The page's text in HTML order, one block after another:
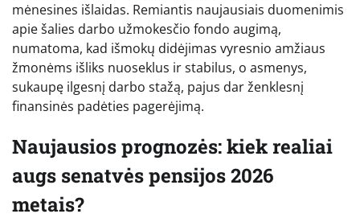
mėnesines išlaidas. Remiantis naujausiais duomenimis
apie šalies darbo užmokesčio fondo augimą,
numatoma, kad išmokų didėjimas vyresnio amžiaus
žmonėms išliks nuoseklus ir stabilus, o asmenys,
sukaupę ilgesnį darbo stažą, pajus dar ženklesnį
finansinės padėties pagerėjimą.
Naujausios prognozės: kiek realiai
augs senatvės pensijos 2026
metais?